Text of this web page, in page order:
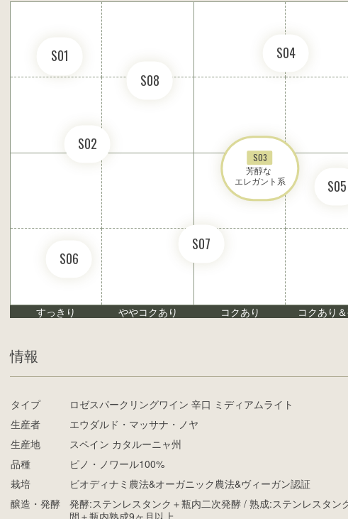
S01
S02
S03
芳醇な
エレガント系
S04
S05
S06
S07
S08
すっきり ややコクあり コクあり コクあり
情報
タイプ
ロゼスパークリングワイン 辛口 ミディアムライト
生産者
エウダルド・マッサナ・ノヤ
生産地
スペイン カタルーニャ州
品種
ピノ・ノワール100%
栽培
ビオディナミ農法&オーガニック農法&ヴィーガン認証
醸造・発酵
発酵:ステンレスタンク＋瓶内二次発酵 / 熟成:ステンレスタン
間＋瓶内熟成9ヶ月以上